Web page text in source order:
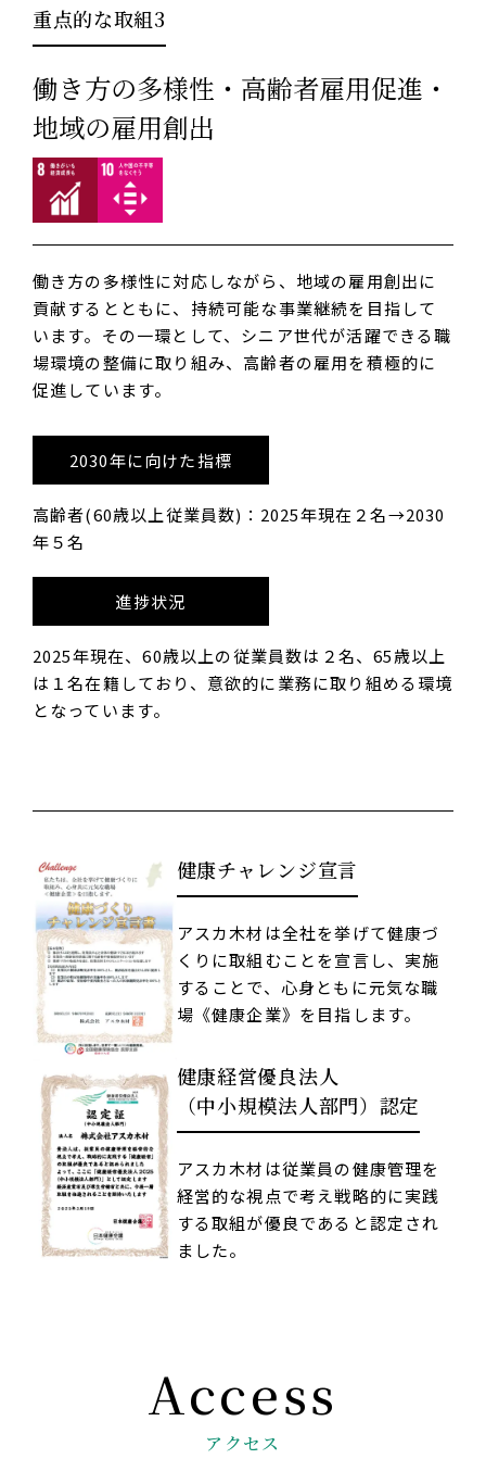
重点的な取組3
働き方の多様性・高齢者雇用促進・
地域の雇用創出
働き方の多様性に対応しながら、地域の雇用創出に
貢献するとともに、持続可能な事業継続を目指して
います。その一環として、シニア世代が活躍できる職
場環境の整備に取り組み、高齢者の雇用を積極的に
促進しています。
2030年に向けた指標
高齢者(60歳以上従業員数)：2025年現在２名→2030
年５名
進捗状況
2025年現在、60歳以上の従業員数は２名、65歳以上
は１名在籍しており、意欲的に業務に取り組める環境
となっています。
健康チャレンジ宣言
アスカ木材は全社を挙げて健康づ
くりに取組むことを宣言し、実施
することで、心身ともに元気な職
場《健康企業》を目指します。
健康経営優良法人
（中小規模法人部門）認定
アスカ木材は従業員の健康管理を
経営的な視点で考え戦略的に実践
する取組が優良であると認定され
ました。
アクセス